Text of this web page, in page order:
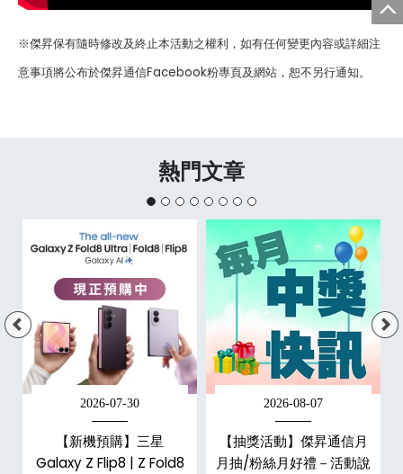
※傑昇保有隨時修改及終止本活動之權利，如有任何變更內容或詳細注
意事項將公布於傑昇通信Facebook粉專頁及網站，恕不另行通知。
熱門文章
2026-07-30
【新機預購】三星
Galaxy Z Flip8 | Z Fold8
2026-08-07
【抽獎活動】傑昇通信月
月抽/粉絲月好禮－活動說